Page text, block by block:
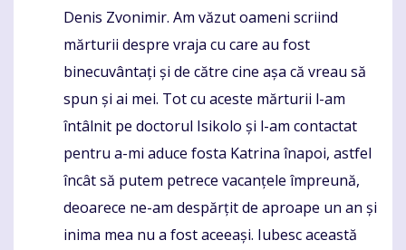
Denis Zvonimir. Am văzut oameni scriind
mărturii despre vraja cu care au fost
binecuvântați și de către cine așa că vreau să
spun și ai mei. Tot cu aceste mărturii l-am
întâlnit pe doctorul Isikolo și l-am contactat
pentru a-mi aduce fosta Katrina înapoi, astfel
încât să putem petrece vacanțele împreună,
deoarece ne-am despărțit de aproape un an și
inima mea nu a fost aceeași. Iubesc această